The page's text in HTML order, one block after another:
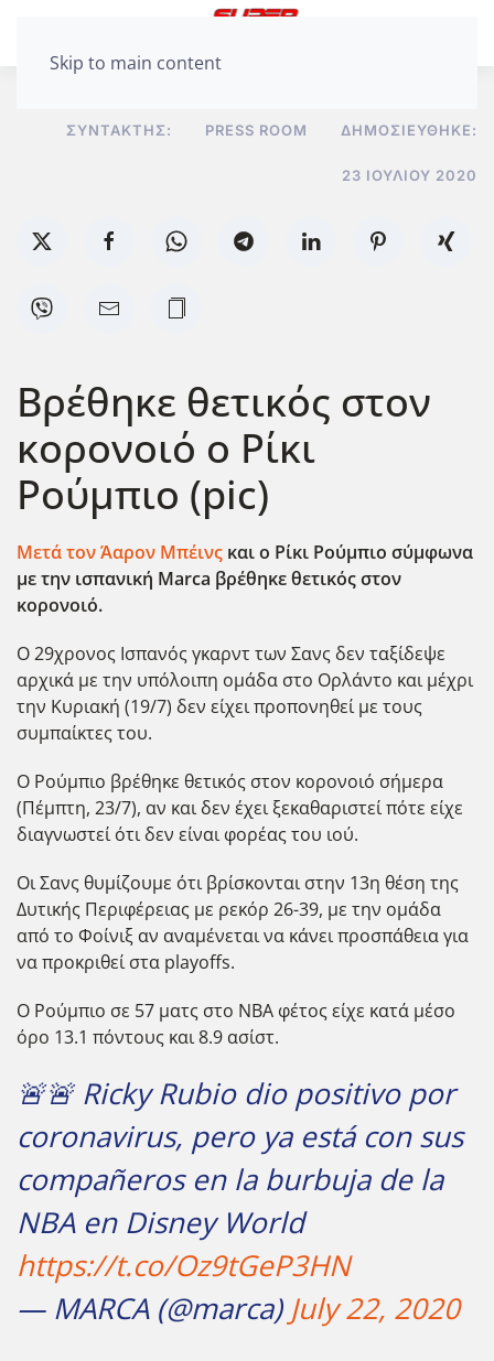
Skip to main content
ΣΥΝΤΆΚΤΗΣ: PRESS ROOM ΔΗΜΟΣΙΕΎΘΗΚΕ:
23 ΙΟΥΛΊΟΥ 2020
Βρέθηκε θετικός στον
κορονοιό ο Ρίκι
Ρούμπιο (pic)
Μετά τον Άαρον Μπέινς και ο Ρίκι Ρούμπιο σύμφωνα
με την ισπανική Marca βρέθηκε θετικός στον
κορονοιό.
Ο 29χρονος Ισπανός γκαρντ των Σανς δεν ταξίδεψε
αρχικά με την υπόλοιπη ομάδα στο Ορλάντο και μέχρι
την Κυριακή (19/7) δεν είχει προπονηθεί με τους
συμπαίκτες του.
Ο Ρούμπιο βρέθηκε θετικός στον κορονοιό σήμερα
(Πέμπτη, 23/7), αν και δεν έχει ξεκαθαριστεί πότε είχε
διαγνωστεί ότι δεν είναι φορέας του ιού.
Οι Σανς θυμίζουμε ότι βρίσκονται στην 13η θέση της
Δυτικής Περιφέρειας με ρεκόρ 26-39, με την ομάδα
από το Φοίνιξ αν αναμένεται να κάνει προσπάθεια για
να προκριθεί στα playoffs.
Ο Ρούμπιο σε 57 ματς στο NBA φέτος είχε κατά μέσο
όρο 13.1 πόντους και 8.9 ασίστ.
🚨🚨 Ricky Rubio dio positivo por
coronavirus, pero ya está con sus
compañeros en la burbuja de la
NBA en Disney World
https://t.co/Oz9tGeP3HN
— MARCA (@marca) July 22, 2020